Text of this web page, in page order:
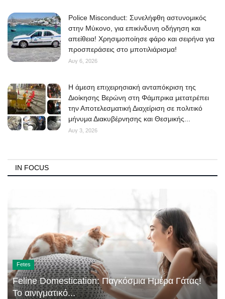
Police Misconduct: Συνελήφθη αστυνομικός
στην Μύκονο, για επικίνδυνη οδήγηση και
απείθεια! Χρησιμοποίησε φάρο και σειρήνα για
προσπεράσεις στο μποτιλιάρισμα!
Αυγ 6, 2026
Η άμεση επιχειρησιακή ανταπόκριση της
Διοίκησης Βερώνη στη Φάμπρικα μετατρέπει
την Αποτελεσματική Διαχείριση σε πολιτικό
μήνυμα Διακυβέρνησης και Θεσμικής...
Αυγ 3, 2026
IN FOCUS
Fetes
Feline Domestication: Παγκόσμια Ημέρα Γάτας!
Το αινιγματικό...